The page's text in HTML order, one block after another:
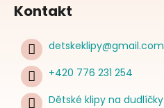
Kontakt
detskeklipy@gmail.com
+420 776 231 254
Dětské klipy na dudlíčky